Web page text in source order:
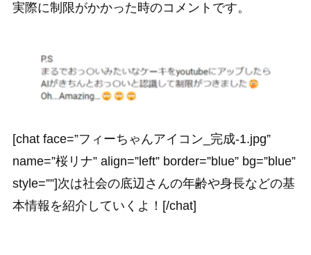
実際に制限がかかった時のコメントです。
[chat face=”フィーちゃんアイコン_完成-1.jpg”
name=”桜リナ” align=”left” border=”blue” bg=”blue”
style=””]次は社会の底辺さんの年齢や身長などの基
本情報を紹介していくよ！[/chat]